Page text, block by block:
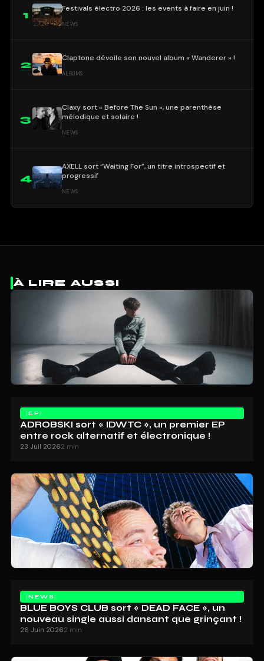
1
Festivals électro 2026 : les events à faire en juin !
NEWS
2
Claptone dévoile son nouvel album « Wanderer » !
ALBUMS
3
Claxy sort « Before The Sun », une parenthèse
mélodique et solaire !
NEWS
4
AXELL sort “Waiting For”, un titre introspectif et
progressif
NEWS
À LIRE AUSSI
EP
ADROBSKI sort « IDWTC », un premier EP
entre rock alternatif et électronique !
23 Juil 20262 min
NEWS
BLUE BOYS CLUB sort « DEAD FACE », un
nouveau single aussi dansant que grinçant !
26 Juin 20262 min